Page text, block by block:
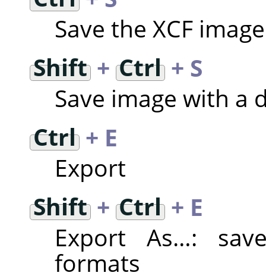
Save the XCF image
Shift+ Ctrl + S
Save image with a
Ctrl+ E
Export
Shift+ Ctrl + E
Export As…:
formats